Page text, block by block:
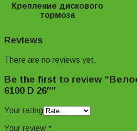
Крепление дискового
тормоза
Reviews
There are no reviews yet.
Be the first to review
6100 D 26″”
Your rating
Your review *